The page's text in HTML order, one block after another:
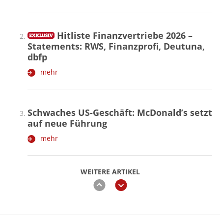
WEITERE ARTIKEL
zurückweiter
Hitliste Finanzvertriebe 2026 –
Statements: RWS, Finanzprofi, Deutuna,
dbfp
mehr
Schwaches US-Geschäft: McDonald’s setzt
auf neue Führung
mehr